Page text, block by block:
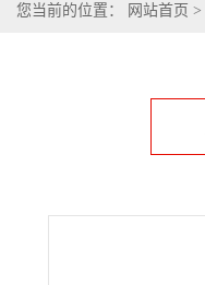
您当前的位置： 网站首页 >